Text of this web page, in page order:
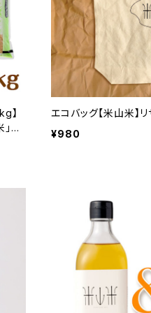
】
エコバッグ【米山米】
¥980